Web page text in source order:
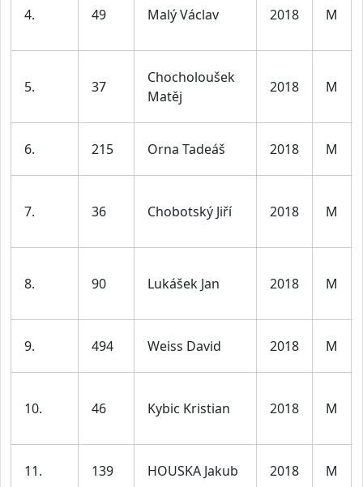
4. 49 Malý Václav 2018 M
5. 37
Chocholoušek
Matěj
2018 M
6. 215 Orna Tadeáš 2018 M
7. 36 Chobotský Jiří 2018 M
8. 90 Lukášek Jan 2018 M
9. 494 Weiss David 2018 M
10. 46 Kybic Kristian 2018 M
11. 139 HOUSKA Jakub 2018 M